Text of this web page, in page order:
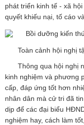
phát triển kinh tế - xã
quyết khiếu nại, tố cáo
Toàn cảnh hội nghị
Thông qua hội nghị
kinh nghiệm và phương
cấp, đáp ứng tốt hơn
nhân dân mà cử tri đã
dịp để các đại biểu
nghiệm hay, cách làm